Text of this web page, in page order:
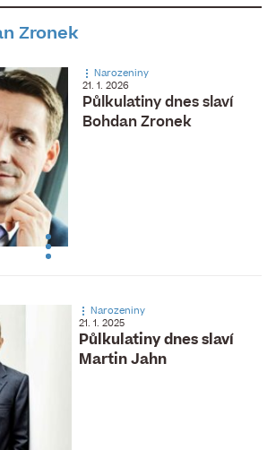
Zronek
Půlkulatiny dnes slaví
Bohdan Zronek
Narozeniny
21. 1. 2026
Půlkulatiny dnes slaví
Martin Jahn
Narozeniny
21. 1. 2025